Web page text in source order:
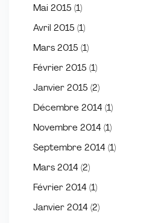
Mai 2015 (1)
Avril 2015 (1)
Mars 2015 (1)
Février 2015 (1)
Janvier 2015 (2)
Décembre 2014 (1)
Novembre 2014 (1)
Septembre 2014 (1)
Mars 2014 (2)
Février 2014 (1)
Janvier 2014 (2)